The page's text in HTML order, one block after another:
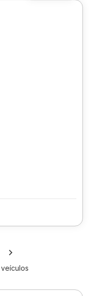
veículos